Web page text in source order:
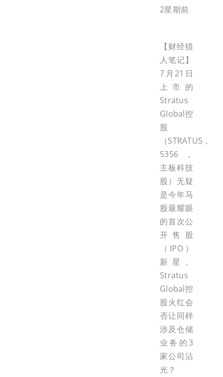
2星期前
【财经猎
人笔记】
7月21日
上市的
Stratus
Global控
股
（STRATUS，
5356，
主板科技
股）无疑
是今年马
股最耀眼
的首次公
开售股
（IPO）
新星。
Stratus
Global控
股火红会
否让同样
涉及仓储
业务的3
家公司沾
光？